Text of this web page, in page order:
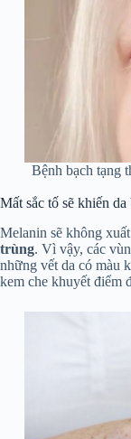
Bệnh bạch tạng
Mất sắc tố sẽ khiến
Melanin sẽ không
trùng. Vì vậy, các
những vết da có màu
kem che khuyết điểm